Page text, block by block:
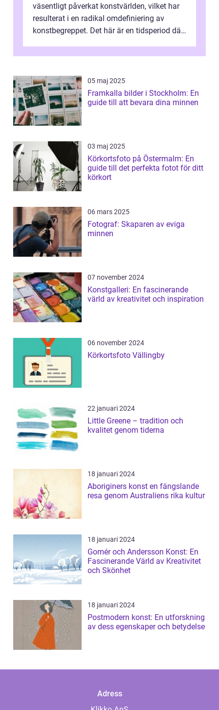
väsentligt påverkat konstvärlden, vilket har
resulterat i en radikal omdefiniering av
konstbegreppet. Det här är en tidsperiod där
05 maj 2025
Framkalla bilder i Stockholm: En
guide till att bevara dina minnen
03 maj 2025
Körkortsfoto på Östermalm: En
guide till det perfekta fotot för ditt
körkort
06 mars 2025
Fotograf: Skaparen av eviga
minnen
07 november 2024
Konstgalleri: En fascinerande
värld av kreativitet och inspiration
06 november 2024
Körkortsfoto Vällingby
22 januari 2024
Little Greene – tradition och
kvalitet genom tiderna
18 januari 2024
Aboriginers konst en fängslande
resa genom Australiens rika kultur
18 januari 2024
Gomér och Andersson Konst: En
Fascinerande Värld av Kreativitet
och Skönhet
18 januari 2024
Postmodern konst: En utforskning
av dess egenskaper och betydelse
Adress